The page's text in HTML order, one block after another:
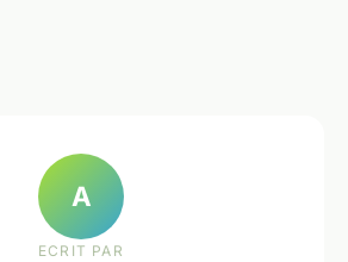
A
ECRIT PAR